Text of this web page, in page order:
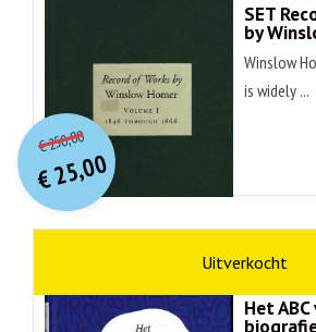
SET
by
Winslow
is widely ...
€250,00O
orspr
onkelijke
prijs
was:
€ 250,00.
€25,00
Huidige
prijs
is:
€ 25,00.
Het